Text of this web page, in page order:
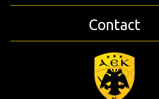
Contact